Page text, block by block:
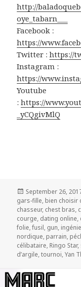
http://
oye_tabarn___
Facebook :
https://
Twitter :https://
Instagram :
https://
Youtube
:https://
_yCQgivMlQ
Posted
on
September 26,
gars-fille, bien choisir
chasseur, chest bras,
courge, dating online,
folie,fusil, gun,
nordique, parrain,
célibataire, Ringo Star,
d’argile,tournoi,Yan